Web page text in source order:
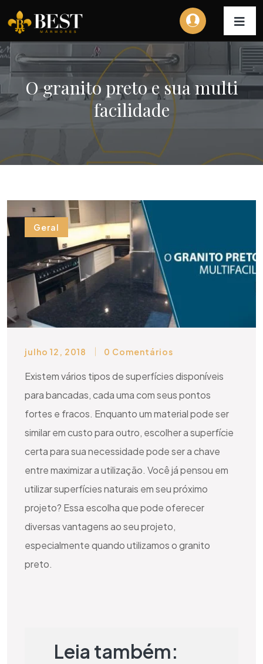
O granito preto e sua multi
facilidade
Geral
julho 12, 2018 0 Comentários
Existem vários tipos de superfícies disponíveis
para bancadas, cada uma com seus pontos
fortes e fracos. Enquanto um material pode ser
similar em custo para outro, escolher a superfície
certa para sua necessidade pode ser a chave
entre maximizar a utilização. Você já pensou em
utilizar superfícies naturais em seu próximo
projeto? Essa escolha que pode oferecer
diversas vantagens ao seu projeto,
especialmente quando utilizamos ogranito
preto.
Leia também: